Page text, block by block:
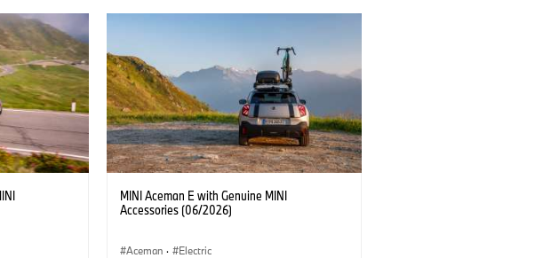
MINI Aceman E with Genuine MINI
Accessories (06/2026)
Aceman · Electric